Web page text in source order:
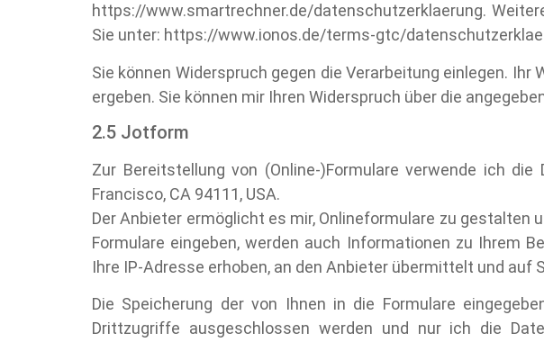
https://www.smartrechner.de/datenschutzerklaerung.
Sie unter: https://www.ionos.de/terms-gtc/
Sie können Widerspruch gegen die Verarbeitung einlegen.
ergeben. Sie können mir Ihren Widerspruch über die
2.5 Jotform
Zur Bereitstellung von (Online-)Formulare verwende ich
Francisco, CA 94111, USA.
Der Anbieter ermöglicht es mir, Onlineformulare zu gestalten
Formulare eingeben, werden auch Informationen zu Ihrem
Ihre IP-Adresse erhoben, an den Anbieter übermittelt und auf
Die Speicherung der von Ihnen in die Formulare
Drittzugriffe ausgeschlossen werden und nur ich die